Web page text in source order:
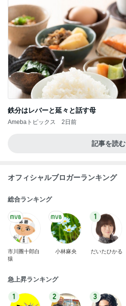
鉄分はレバーと延々と話す母
Amebaトピックス 2日前
記事を読む
オフィシャルブロガーランキング
総合ランキング
市川團十郎白
猿
小林麻央
1
だいたひかる
急上昇ランキング
1 2 3